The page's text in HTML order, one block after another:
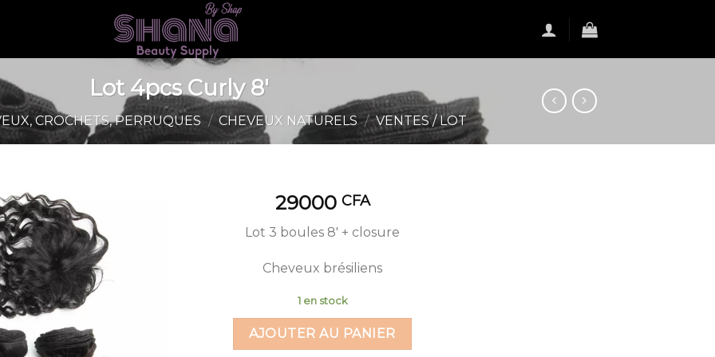
Lot 4pcs Curly 8′
CROCHETS, PERRUQUES / CHEVEUX NATURELS / VENTES / LOT
29000 CFA
Lot 3 boules 8′ + closure
Cheveux brésiliens
1 en stock
AJOUTER AU PANIER